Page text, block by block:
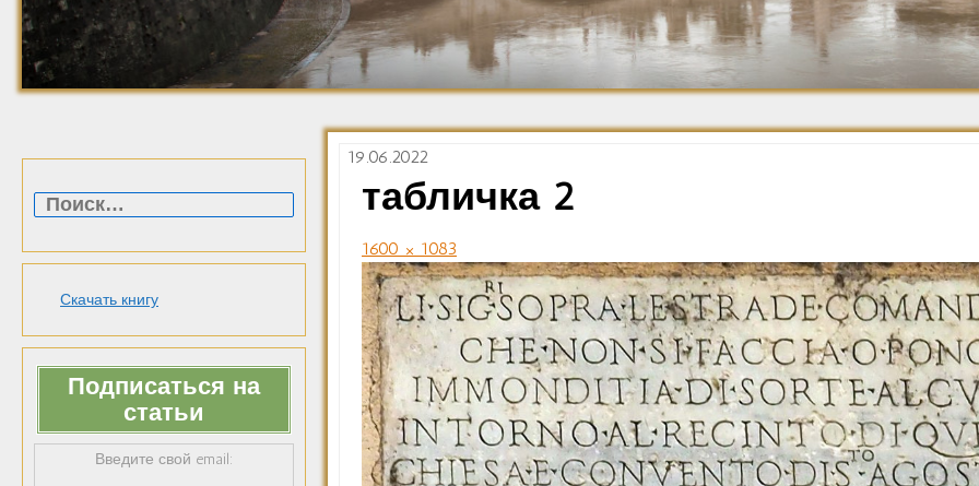
Средневековье
Возрождение и
Барокко
Скачать книгу
Подписаться на
статьи
Введите свой email:
19.06.2022
табличка 2
1600 × 1083